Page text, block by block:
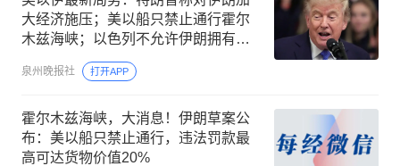
大经济施压；美以船只禁止通行霍尔
木兹海峡；以色列不允许伊朗拥有核
武器，在黎巴嫩采取强力军事行动
泉州晚报社 打开APP
霍尔木兹海峡，大消息！伊朗草案公
布：美以船只禁止通行，违法罚款最
高可达货物价值20%